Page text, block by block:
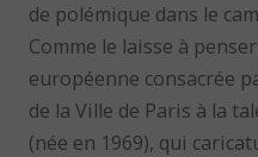
de polémique dans le
Comme le laisse à
européenne consacrée
de la Ville de Paris à la
(née en 1969), qui